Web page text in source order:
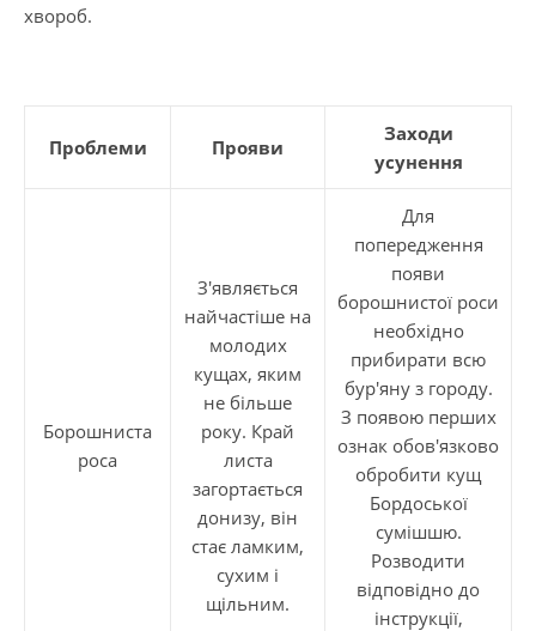
хвороб.
Проблеми Прояви
Заходи
усунення
Борошниста
роса
З'являється
найчастіше на
молодих
кущах, яким
не більше
року. Край
листа
загортається
донизу, він
стає ламким,
сухим і
щільним.
Для
попередження
появи
борошнистої роси
необхідно
прибирати всю
бур'яну з городу.
З появою перших
ознак обов'язково
обробити кущ
Бордоської
сумішшю.
Розводити
відповідно до
інструкції,